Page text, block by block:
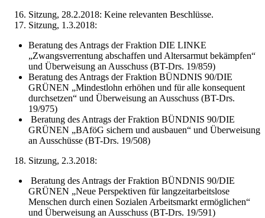
Sitzung, 28.2.2018: Keine relevanten Beschlüsse.
Sitzung, 1.3.2018:
Beratung des Antrags der Fraktion DIE LINKE
„Zwangsverrentung abschaffen und Altersarmut bekämpfen“
und Überweisung an Ausschuss (BT-Drs. 19/859)
Beratung des Antrags der Fraktion BÜNDNIS 90/DIE
GRÜNEN „Mindestlohn erhöhen und für alle konsequent
durchsetzen“ und Überweisung an Ausschuss (BT-Drs.
19/975)
Beratung des Antrags der Fraktion BÜNDNIS 90/DIE
GRÜNEN „BAföG sichern und ausbauen“ und Überweisung
an Ausschüsse (BT-Drs. 19/508)
Sitzung, 2.3.2018:
Beratung des Antrags der Fraktion BÜNDNIS 90/DIE
GRÜNEN „Neue Perspektiven für langzeitarbeitslose
Menschen durch einen Sozialen Arbeitsmarkt ermöglichen“
und Überweisung an Ausschuss (BT-Drs. 19/591)